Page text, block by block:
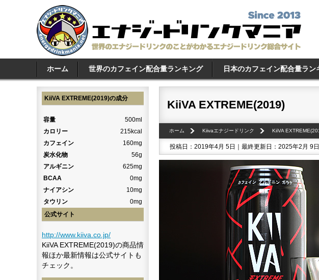
ホーム 世界のカフェイン配合量ランキング 日本のカフェイン配合量ラン
KiiVA EXTREME(2019)
ホーム Kiivaエナジードリンク KiiVA
投稿日：2019年4月 5日｜最終更新日：2025年2月 9日
KiiVA EXTREME(2019)の成分
容量
500ml
カロリー
215kcal
カフェイン
160mg
炭水化物
56g
アルギニン
625mg
BCAA
0mg
ナイアシン
10mg
タウリン
0mg
公式サイト
http://www.kiiva.co.jp/
KiiVA EXTREME(2019)の商品情
報ほか最新情報は公式サイトも
チェック。